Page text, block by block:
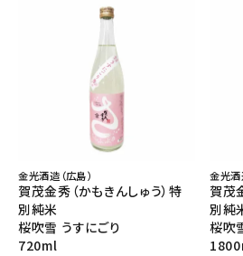
金光酒造（広島）
賀茂金秀（かもきんしゅう）特
別純米
桜吹雪 うすにごり
720ml
金光酒
賀茂
別純
桜吹